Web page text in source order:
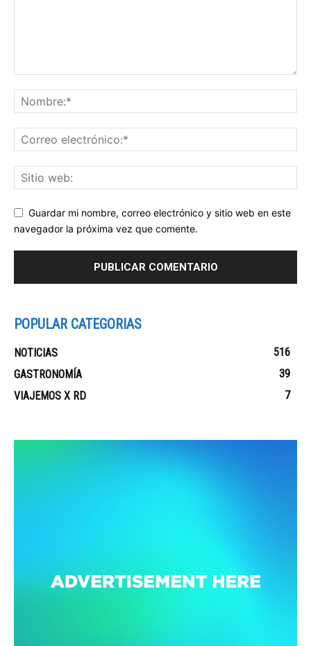
Guardar mi nombre, correo electrónico y sitio web en este
navegador la próxima vez que comente.
POPULAR CATEGORIAS
NOTICIAS
516
GASTRONOMÍA
39
VIAJEMOS X RD
7